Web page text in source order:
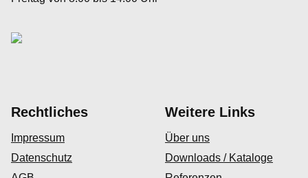
Rechtliches
Impressum
Datenschutz
Weitere Links
Über uns
Downloads / Kataloge